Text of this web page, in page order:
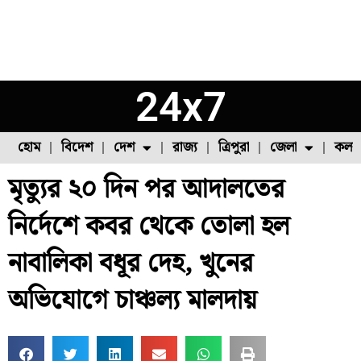
24x7
হোম বিদেশ দেশ
ফুল চাষ ফল চাষ মাছ চাষ
রাজ্য ত্রিপুরা জেলা
উত্তর ২৪ পরগনা
মৃত্যুর ২০ দিন পর আদালতের
নির্দেশে কবর থেকে তোলা হল
নাবালিকা বধূর দেহ, খুনের
অভিযোগে চাঞ্চল্য মালদায়